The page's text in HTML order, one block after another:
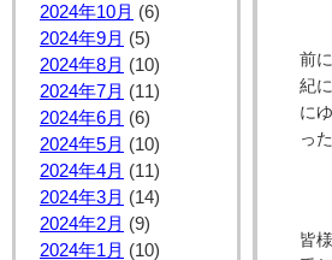
2024年10月 (6)
2024年9月 (5)
2024年8月 (10)
2024年7月 (11)
2024年6月 (6)
2024年5月 (10)
2024年4月 (11)
2024年3月 (14)
2024年2月 (9)
2024年1月 (10)
前
紀
に
っ
皆